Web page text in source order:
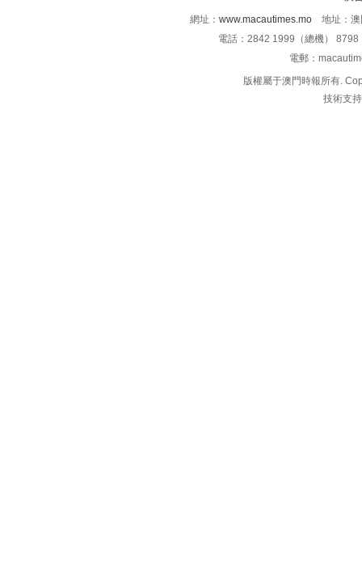
網址： www.macautimes.mo 地址：澳
電話：2842 1999（總機）
電郵：
版權屬于澳門時報所有.
技術支